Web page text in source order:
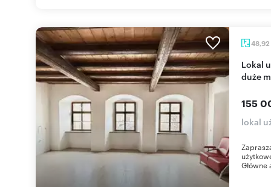
48,92
Lokal użytkowy w centrum Złotoryi, 48,92 m2,
duże
155
lokal